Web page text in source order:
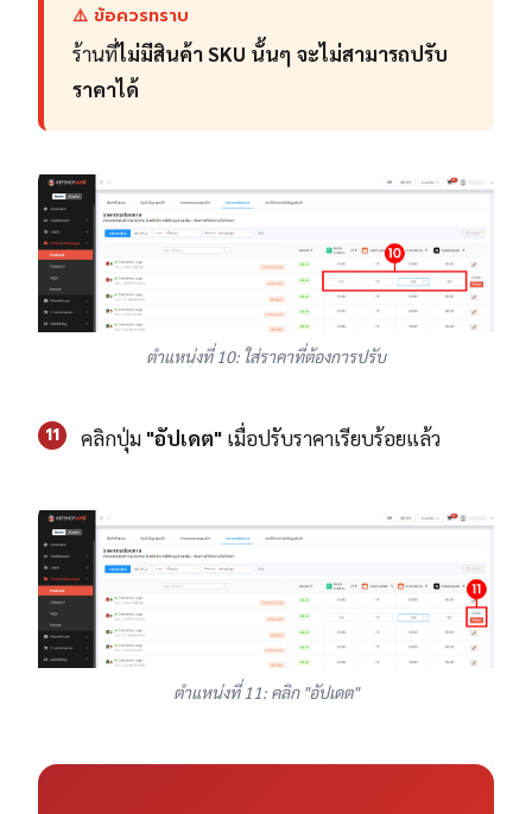
⚠️ ข้อควรทราบ
ร้านที่ไม่มีสินค้า SKU นั้นๆ จะไม่สามารถปรับ
ราคาได้
ตำแหน่งที่ 10: ใส่ราคาที่ต้องการปรับ
11 คลิกปุ่ม "อัปเดต" เมื่อปรับราคาเรียบร้อยแล้ว
ตำแหน่งที่ 11: คลิก "อัปเดต"